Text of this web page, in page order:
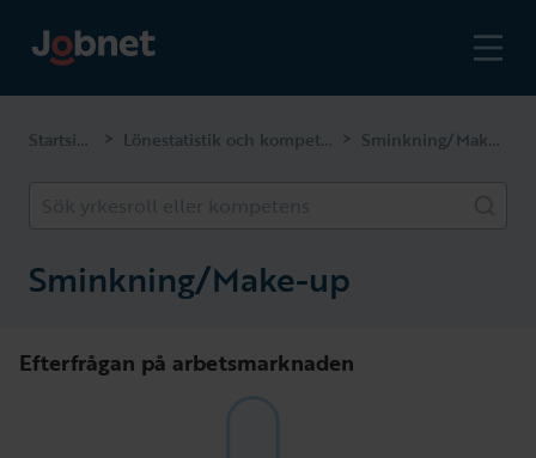
Startsidan > Lönestatistik och kompetenser > Sminkning/Make-up
Sminkning/Make-up
Efterfrågan på arbetsmarknaden